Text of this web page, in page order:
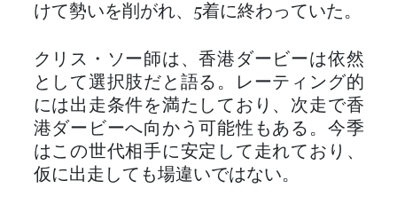
けて勢いを削がれ、5着に終わっていた。
クリス・ソー師は、香港ダービーは依然
として選択肢だと語る。レーティング的
には出走条件を満たしており、次走で香
港ダービーへ向かう可能性もある。今季
はこの世代相手に安定して走れており、
仮に出走しても場違いではない。